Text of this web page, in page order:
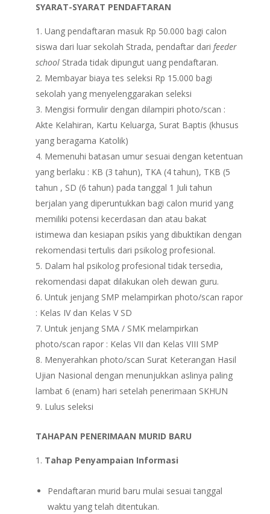
SYARAT-SYARAT PENDAFTARAN
Uang pendaftaran masuk Rp 50.000 bagi calon
siswa dari luar sekolah Strada, pendaftar dari feeder
school Strada tidak dipungut uang pendaftaran.
Membayar biaya tes seleksi Rp 15.000 bagi
sekolah yang menyelenggarakan seleksi
Mengisi formulir dengan dilampiri photo/scan :
Akte Kelahiran, Kartu Keluarga, Surat Baptis (khusus
yang beragama Katolik)
Memenuhi batasan umur sesuai dengan ketentuan
yang berlaku : KB (3 tahun), TKA (4 tahun), TKB (5
tahun , SD (6 tahun) pada tanggal 1 Juli tahun
berjalan yang diperuntukkan bagi calon murid yang
memiliki potensi kecerdasan dan atau bakat
istimewa dan kesiapan psikis yang dibuktikan dengan
rekomendasi tertulis dari psikolog profesional.
Dalam hal psikolog profesional tidak tersedia,
rekomendasi dapat dilakukan oleh dewan guru.
Untuk jenjang SMP melampirkan photo/scan rapor
: Kelas IV dan Kelas V SD
Untuk jenjang SMA / SMK melampirkan
photo/scan rapor : Kelas VII dan Kelas VIII SMP
Menyerahkan photo/scan Surat Keterangan Hasil
Ujian Nasional dengan menunjukkan aslinya paling
lambat 6 (enam) hari setelah penerimaan SKHUN
Lulus seleksi
TAHAPAN PENERIMAAN MURID BARU
Tahap Penyampaian Informasi
Pendaftaran murid baru mulai sesuai tanggal
waktu yang telah ditentukan.